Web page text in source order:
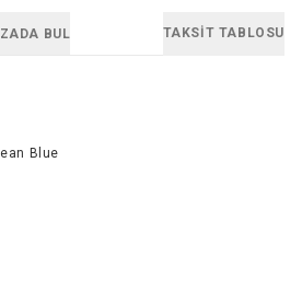
BUL TAKSIT TABLOSU
Blue